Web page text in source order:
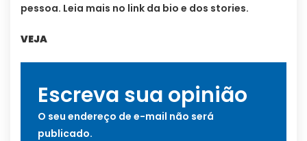
pessoa. Leia mais no link da bio e dos stories.
VEJA
Escreva sua opinião
O seu endereço de e-mail não será
publicado.